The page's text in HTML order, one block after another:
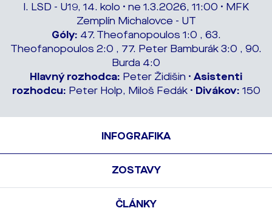
I. LSD - U19, 14. kolo • ne 1.3.2026, 11:00 • MFK
Zemplín Michalovce - UT
Góly: 47. Theofanopoulos 1:0 , 63.
Theofanopoulos 2:0 , 77. Peter Bamburák 3:0 , 90.
Burda 4:0
Hlavný rozhodca: Peter Židišin • Asistenti
rozhodcu: Peter Holp, Miloš Fedák • Divákov: 150
INFOGRAFIKA
ZOSTAVY
ČLÁNKY